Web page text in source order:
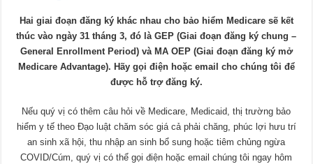
Hai giai đoạn đăng ký khác nhau cho bảo hiểm Medicare sẽ kết
thúc vào ngày 31 tháng 3, đó là GEP (Giai đoạn đăng ký chung –
General Enrollment Period) và MA OEP (Giai đoạn đăng ký mở
Medicare Advantage). Hãy gọi điện hoặc email cho chúng tôi để
được hỗ trợ đăng ký.
Nếu quý vị có thêm câu hỏi về Medicare, Medicaid, thị trường bảo
hiểm y tế theo Đạo luật chăm sóc giá cả phải chăng, phúc lợi hưu trí
an sinh xã hội, thu nhập an sinh bổ sung hoặc tiêm chủng ngừa
COVID/Cúm, quý vị có thể gọi điện hoặc email chúng tôi ngay hôm